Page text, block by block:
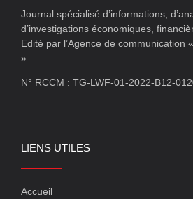
Journal spécialisé d’informations,
d’investigations économiques,
Edité par l’Agence de communication
»
N° RCCM : TG-LWF-01-2022-B12-
LIENS UTILES
Accueil